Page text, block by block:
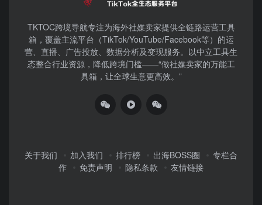
TKTOC跨境导航​专注为海外社媒卖家提供全链路运营工具
箱，覆盖主流平台（TikTok/YouTube/Facebook等）​的运
营、直播、广告投放、数据分析及变现服务。以中立工具生
态整合行业资源，降低跨境门槛——“做社媒卖家的万能工
具箱，让全球生意更高效。”
关于我们 加入我们 排行榜 出海BOSS圈
专栏合
作
免责声明 隐私条款 友情链接